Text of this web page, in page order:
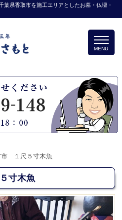
県香取市を施工エリアとしたお墓・仏壇・
MENU
市 １尺５寸木魚
寸木魚